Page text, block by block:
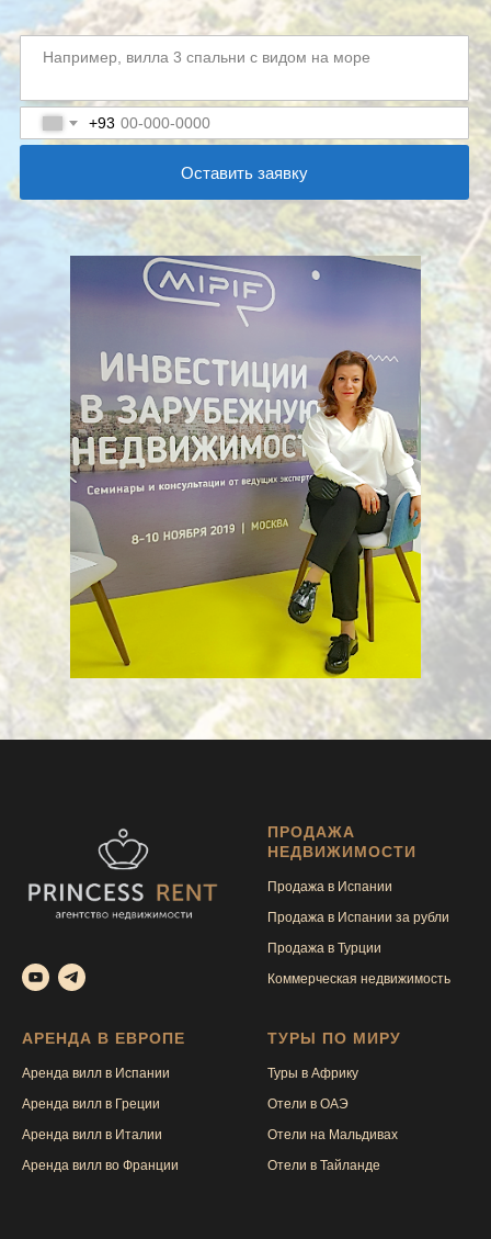
+93
Оставить заявку
ПРОДАЖА
НЕДВИЖИМОСТИ
Продажа в Испании
Продажа в Испании за рубли
Продажа в Турции
Коммерческая недвижимость
АРЕНДА В ЕВРОПЕ
Аренда вилл в Испании
Аренда вилл в Греции
Аренда вилл в Италии
Аренда вилл во Франции
ТУРЫ ПО МИРУ
Туры в Африку
Отели в ОАЭ
Отели на Мальдивах
Отели в Тайланде